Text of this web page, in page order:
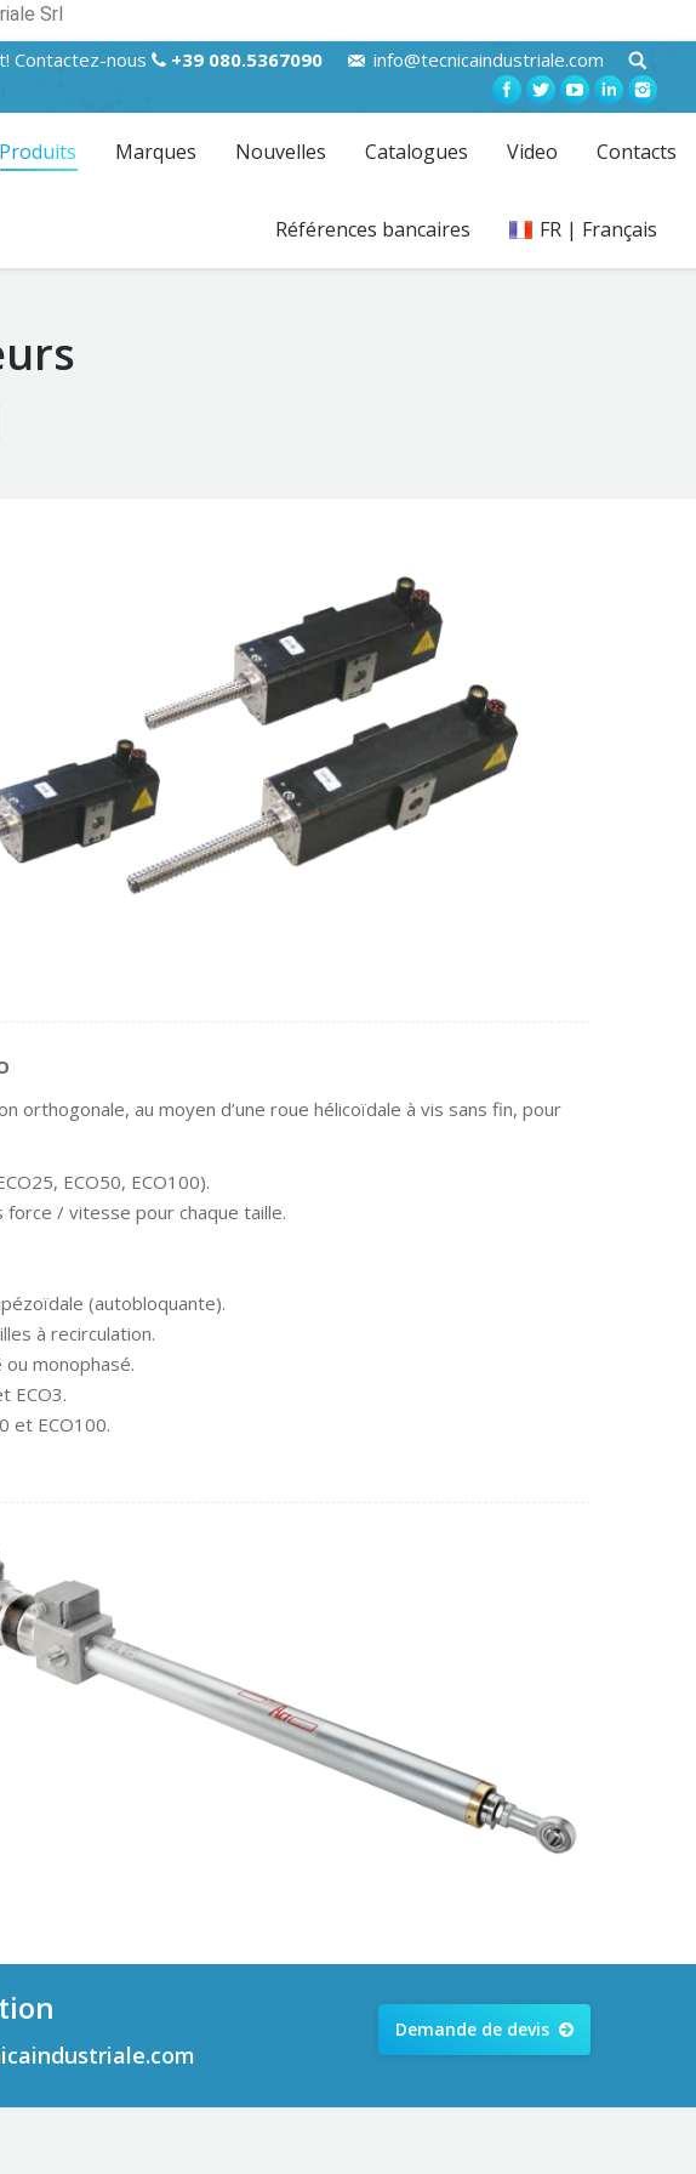
Srl
Contactez-nous +39 080.5367090 info@tecnicaindustriale.com
Produits Marques Nouvelles Catalogues Video Contacts
Références bancaires FR | Français
orthogonale, au moyen d’une roue hélicoïdale à vis sans fin, pour
ECO50, ECO100).
/ vitesse pour chaque taille.
(autobloquante).
à recirculation.
monophasé.
ECO3.
et ECO100.
Demande de devis